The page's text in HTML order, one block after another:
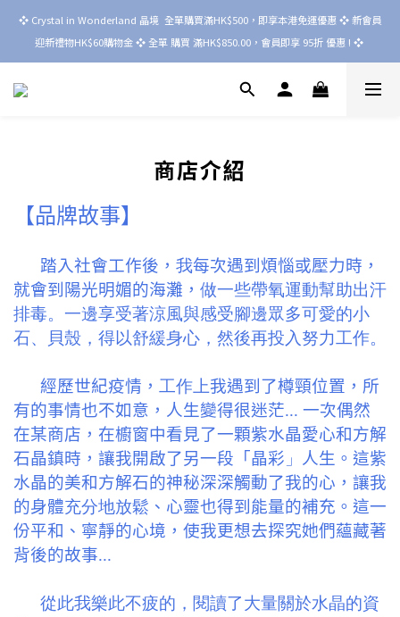
❖ Crystal in Wonderland 晶境  全單購買滿HK$500，即享本港免運優惠 ❖ 新會員
迎新禮物HK$60購物金 ❖ 全單 購買 滿HK$850.00，會員即享 95折 優惠 ! ❖
商店介紹
【品牌故事】
踏入社會工作後， 我每次遇到煩惱或壓力時，
就會到陽光明媚的海灘， 做一些帶氧運動幫助出汗
排毒。一邊享受著涼風與感受腳邊眾多可愛的小
石、貝殼，得以舒緩身心，然後再投入努力工作。
經歷世紀疫情， 工作上我遇到了樽頸位置，所
有的事情也不如意，人生變得很迷茫... 一次偶然
在某商店，在櫥窗中看見了一顆紫水晶愛心和方解
石晶鎮時，讓我開啟了另一段「晶彩 」 人生。這紫
水晶的美和方解石的神秘深深觸動了我的心，讓我
的身體充分地放鬆 、心靈也得到能量的補充。這一
份平和、寧靜的心境，使我更想去探究她們蘊藏著
背後的故事...
從此我樂此不疲的，閱讀了大量關於水晶的資